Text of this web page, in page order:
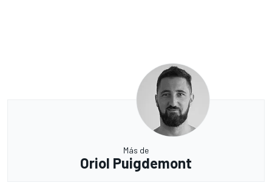
Más de
Oriol Puigdemont